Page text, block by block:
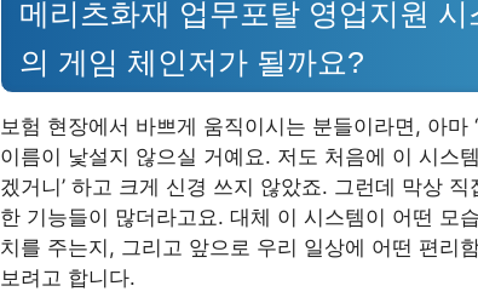
메리츠화재 업무포탈 영업지원
의 게임 체인저가 될까요?
보험 현장에서 바쁘게 움직이시는 분들이라면, 아마
이름이 낯설지 않으실 거예요. 저도 처음에 이 시스
겠거니’ 하고 크게 신경 쓰지 않았죠. 그런데 막상
한 기능들이 많더라고요. 대체 이 시스템이 어떤 모
치를 주는지, 그리고 앞으로 우리 일상에 어떤 편리
보려고 합니다.